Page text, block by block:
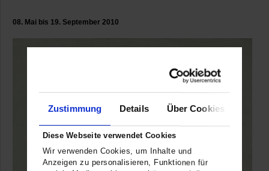
Zustimmung Details Über Cookies
Diese Webseite verwendet Cookies
Wir verwenden Cookies, um Inhalte und
Anzeigen zu personalisieren, Funktionen für
08. Mai bis 19. September 2010